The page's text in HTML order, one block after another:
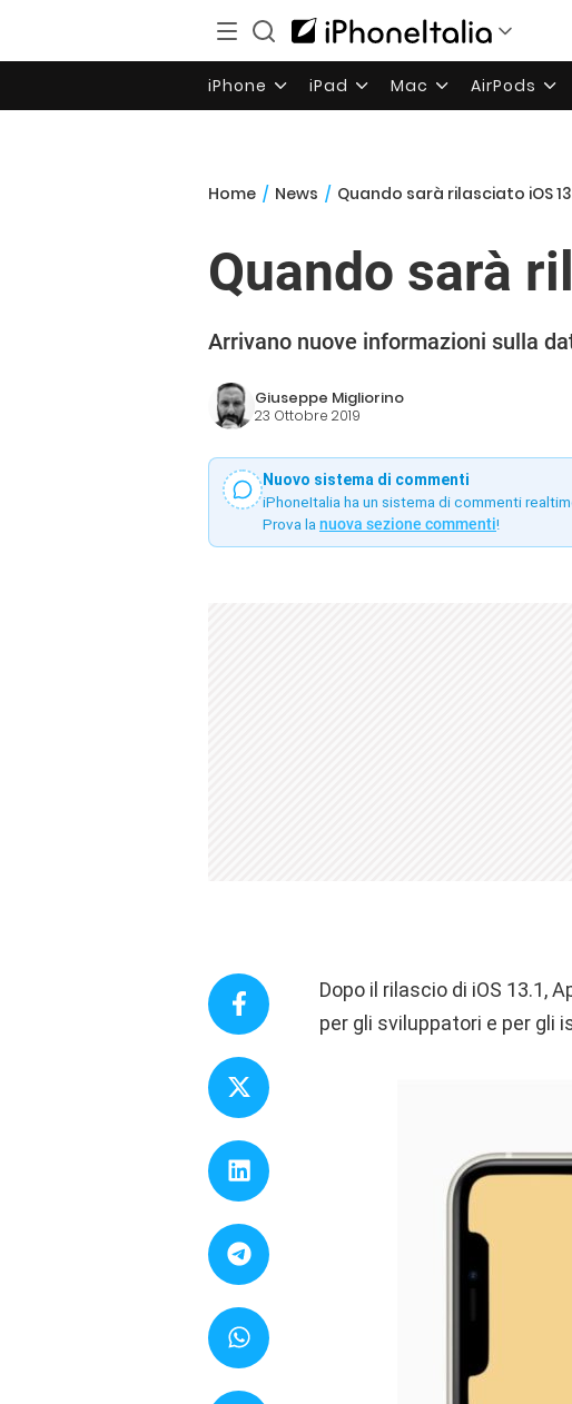
iPhone iPad Mac AirPods
Home / News / Quando sarà rilasciato iOS
Quando sarà
Arrivano nuove informazioni sulla
Giuseppe Migliorino
23 Ottobre 2019
Nuovo sistema di commenti
iPhoneItalia ha un sistema di commenti
Prova la nuova sezione commenti!
Dopo il rilascio di iOS 13.1,
per gli sviluppatori e per gli